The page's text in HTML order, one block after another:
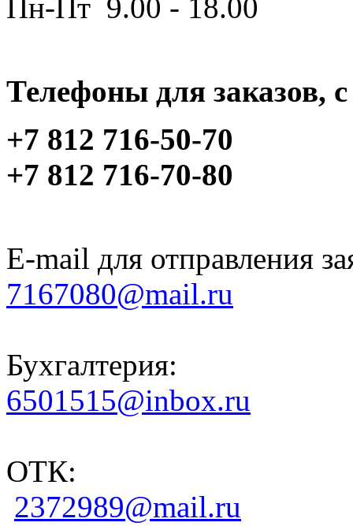
Пн-Пт 9.00 - 18.00
Телефоны для заказов,
+7 812 716-50-70
+7 812 716-70-80
E-mail для отправления
7167080@mail.ru
Бухгалтерия:
6501515@inbox.ru
ОТК:
2372989@mail.ru